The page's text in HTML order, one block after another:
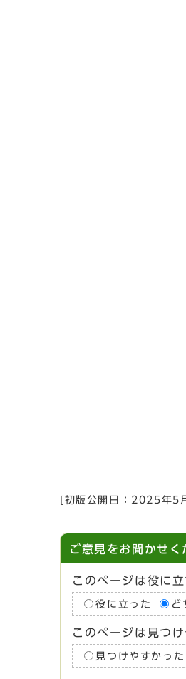
[初版公開日： 2025年5
ご意見をお聞かせく
このページは役に
役に立った ど
このページは見つ
見つけやすかった